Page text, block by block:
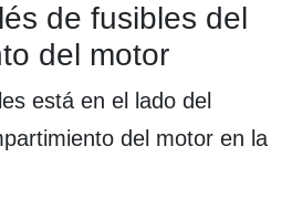
de fusibles del
del motor
está en el lado del
del motor en la